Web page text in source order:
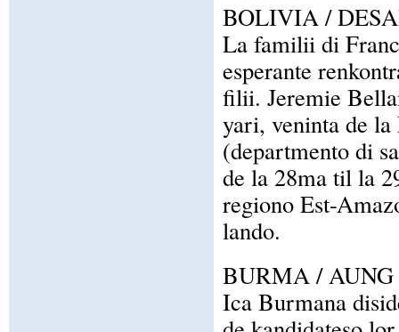
BOLIVIA /
La familii di
esperante
filii. Jeremie
yari, veninta de
(departmento di
de la 28ma til la
regiono Est-
lando.
BURMA /
Ica Burmana